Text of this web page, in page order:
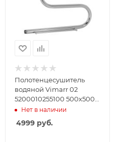
Полотенцесушитель
водяной Vimarr 02
5200010255100 500х500
хром, с полкой
Нет в наличии
4999руб.